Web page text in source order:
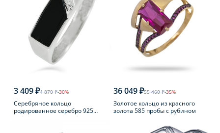
3 409 ₽4 870 ₽-30%
Серебряное кольцо
родированное серебро 925
36 049 ₽55 460 ₽-35%
Золотое кольцо из красного
золота 585 пробы с рубином